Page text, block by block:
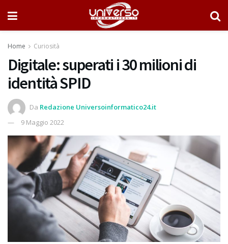
Home Curiosità
Digitale: superati i 30 milioni di
identità SPID
Da Redazione Universoinformatico24.it
9 Maggio 2022